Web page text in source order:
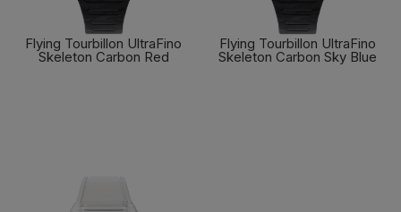
Flying Tourbillon UltraFino
Skeleton Carbon Red
Flying Tourbillon UltraFino
Skeleton Carbon Sky Blue